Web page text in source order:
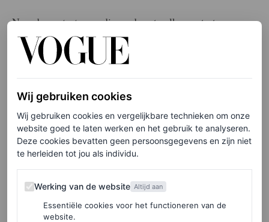
Nee, deprotest weardie nu de catwalks en straten
overneemt heeft meer weg van grijzemuizenmode:
kleding waarin je niet stralend een podium beklimt, maar
in de luwte opereert. Die jou niet draagt, maar zich ten
dienste stelt van jouw doelen en ambities. Die je
beschermt tegen de elementen en waarin je als een ware
Bear Grylls elk landschap aankunt: van toendra tot
ijsvlakte en Biesbosch. Kleding met handige vakjes,
gewoon je telefoon. Waarin je je een kind van je tijd
voelt, bewust van de vele crises waarmee we momenteel
Wij gebruiken cookies
Wij gebruiken cookies en vergelijkbare technieken om onze
website goed te laten werken en het gebruik te analyseren.
Deze cookies bevatten geen persoonsgegevens en zijn niet
te herleiden tot jou als individu.
Werking van de website
Werking van de website Altijd aan
Essentiële cookies voor het functioneren van de
website.